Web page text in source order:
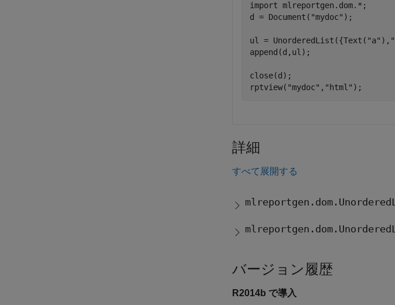
import mlreportgen.dom.* ;
d = Document( "mydoc" );
ul = UnorderedList({Text( "a" ),
append(d,ul);
close(d);
rptview( "mydoc" , "html" );
詳細
すべて展開する
バージョン履歴
R2014b で導入